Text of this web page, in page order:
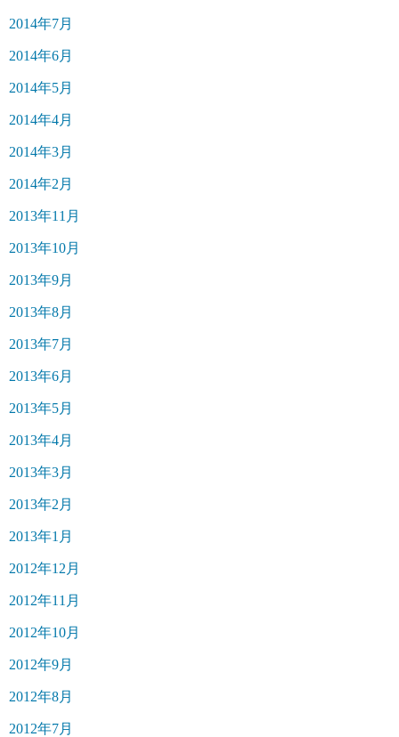
2014年7月
2014年6月
2014年5月
2014年4月
2014年3月
2014年2月
2013年11月
2013年10月
2013年9月
2013年8月
2013年7月
2013年6月
2013年5月
2013年4月
2013年3月
2013年2月
2013年1月
2012年12月
2012年11月
2012年10月
2012年9月
2012年8月
2012年7月